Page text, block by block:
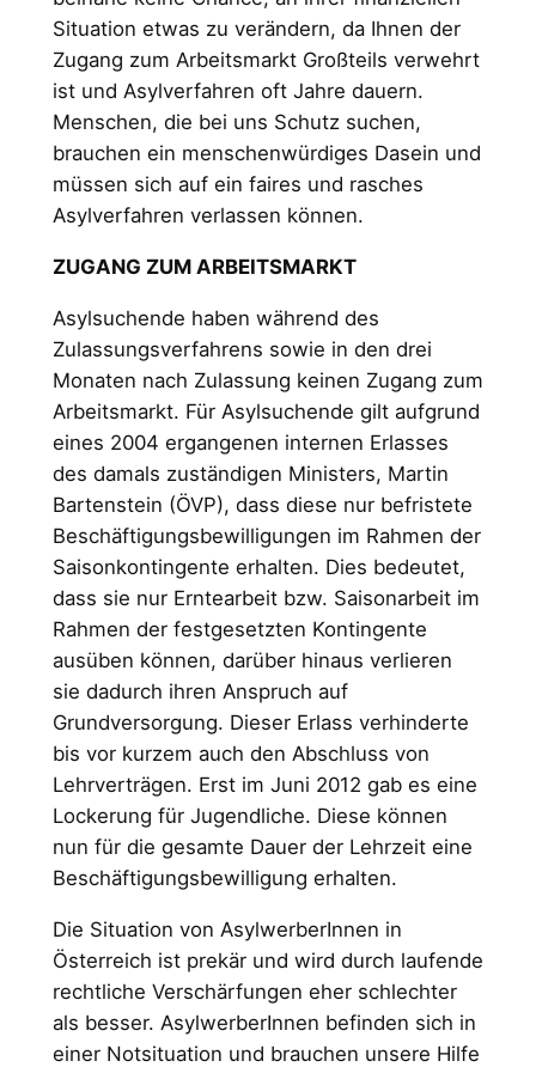
Situation etwas zu verändern, da Ihnen der
Zugang zum Arbeitsmarkt Großteils verwehrt
ist und Asylverfahren oft Jahre dauern.
Menschen, die bei uns Schutz suchen,
brauchen ein menschenwürdiges Dasein und
müssen sich auf ein faires und rasches
Asylverfahren verlassen können.
ZUGANG ZUM ARBEITSMARKT
Asylsuchende haben während des
Zulassungsverfahrens sowie in den drei
Monaten nach Zulassung keinen Zugang zum
Arbeitsmarkt. Für Asylsuchende gilt aufgrund
eines 2004 ergangenen internen Erlasses
des damals zuständi­gen Ministers, Martin
Bartenstein (ÖVP), dass diese nur befristete
Beschäftigungsbewilligungen im Rahmen der
Saisonkontingente erhalten. Dies bedeutet,
dass sie nur Erntearbeit bzw. Saisonarbeit im
Rahmen der festgesetzten Kontingente
ausüben können, darüber hinaus verlieren
sie dadurch ihren Anspruch auf
Grundversorgung. Dieser Er­lass verhinderte
bis vor kurzem auch den Abschluss von
Lehrverträgen. Erst im Juni 2012 gab es eine
Lockerung für Jugendliche. Diese können
nun für die gesamte Dauer der Lehrzeit eine
Beschäftigungsbewilligung erhalten.
Die Situation von AsylwerberInnen in
Österreich ist prekär und wird durch laufende
rechtliche Verschärfun­gen eher schlechter
als besser. AsylwerberInnen befin­den sich in
einer Notsituation und brauchen unsere Hil­fe